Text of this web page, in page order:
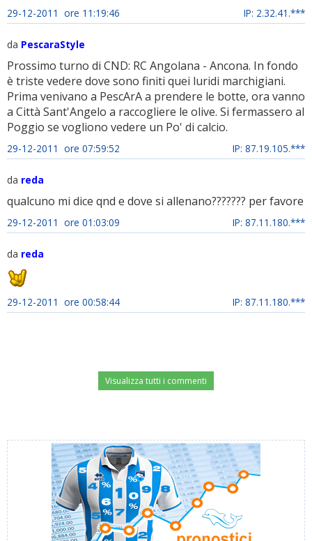
29-12-2011 ore 11:19:46 IP: 2.32.41.***
da PescaraStyle
Prossimo turno di CND: RC Angolana - Ancona. In fondo
è triste vedere dove sono finiti quei luridi marchigiani.
Prima venivano a PescArA a prendere le botte, ora vanno
a Città Sant'Angelo a raccogliere le olive. Si fermassero al
Poggio se vogliono vedere un Po' di calcio.
29-12-2011 ore 07:59:52 IP: 87.19.105.***
da reda
qualcuno mi dice qnd e dove si allenano??????? per favore
29-12-2011 ore 01:03:09 IP: 87.11.180.***
da reda
29-12-2011 ore 00:58:44 IP: 87.11.180.***
Visualizza tutti i commenti